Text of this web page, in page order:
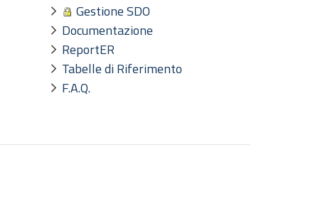
Gestione SDO
Documentazione
ReportER
Tabelle di Riferimento
F.A.Q.